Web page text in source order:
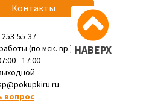
НАВЕРХ
Контакты
55-37
(по мск. вр.):
- 17:00
вопрос